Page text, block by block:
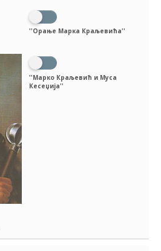
''Орање Марка Краљевића''
''Марко Краљевић и Муса
Кесеџија''